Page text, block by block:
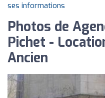
ses informations
Photos de
Pichet -
Ancien